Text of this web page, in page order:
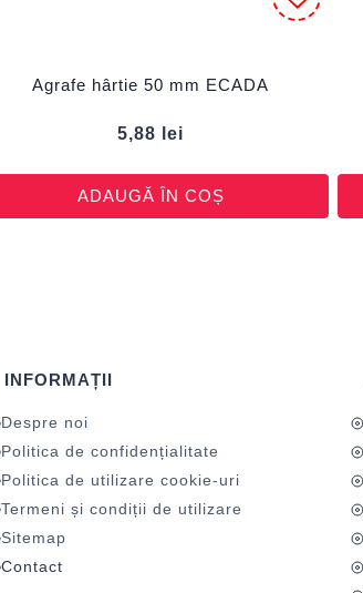
Agrafe hârtie 50 mm ECADA
5,88 lei
ADAUGĂ ÎN COȘ
INFORMAȚII
Despre noi
Politica de confidențialitate
Politica de utilizare cookie-uri
Termeni și condiții de utilizare
Sitemap
Contact